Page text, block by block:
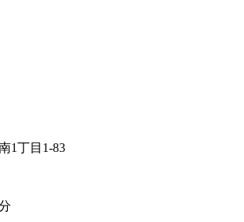
1丁目1-83